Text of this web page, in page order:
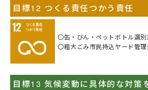
目標12 つくる責任つかう責任
〇缶・びん・ペットボトル選
〇粗大ごみ市民持込ヤード管
目標13 気候変動に具体的な対策